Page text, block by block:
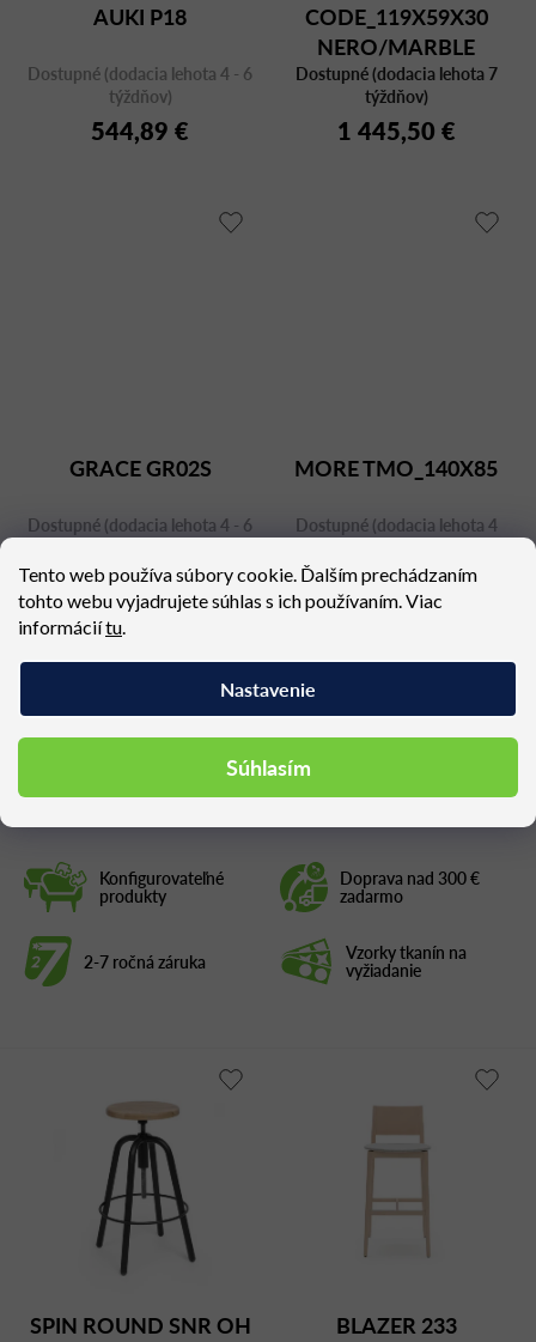
Tento web používa súbory cookie. Ďalším prechádzaním
tohto webu vyjadrujete súhlas s ich používaním. Viac
informáciítu.
Nastavenie
Súhlasím
Konfigurovateľné
produkty
Doprava nad 300 €
zadarmo
2-7 ročná záruka Vzorky tkanín na
vyžiadanie
AUKI P18
Dostupné (dodacia lehota 4 - 6
týždňov)
544,89 €
CODE_119X59X30
NERO/MARBLE
Dostupné (dodacia lehota 7
týždňov)
1 445,50 €
GRACE GR02S
Dostupné (dodacia lehota 4 - 6
548,58 €
MORE TMO_140X85
Dostupné (dodacia lehota 4
1 837,25 €
Podobné produkty
SPIN ROUND SNR OH BLAZER 233